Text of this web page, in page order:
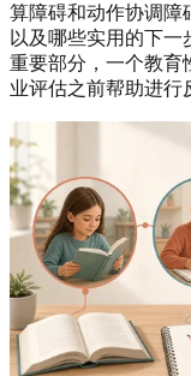
算障碍和动作协调障
以及哪些实用的下
重要部分，一个教育
业评估之前帮助进行